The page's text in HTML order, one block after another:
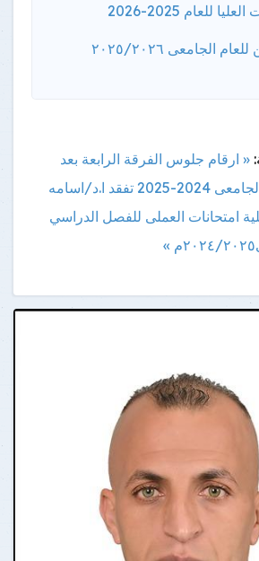
للعام 2025-2026
الجامعى ٢٠٢٥/٢٠٢٦
« ارقام جلوس الفرقة الرابعة بعد
2024-2025
تفقد ا.د/اسامه
امتحانات العملى للفصل الدراسي